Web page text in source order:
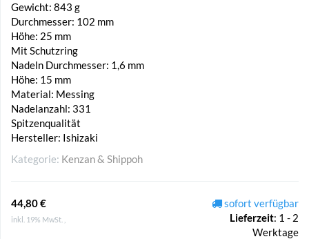
Gewicht: 843 g
Durchmesser: 102 mm
Höhe: 25 mm
Mit Schutzring
Nadeln Durchmesser: 1,6 mm
Höhe: 15 mm
Material: Messing
Nadelanzahl: 331
Spitzenqualität
Hersteller: Ishizaki
Kategorie: Kenzan & Shippoh
44,80 €
inkl. 19% MwSt. ,
sofort verfügbar
Lieferzeit: 1 - 2
Werktage